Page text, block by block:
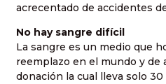
acrecentado de accidentes
No hay sangre difícil
La sangre es un medio que
reemplazo en el mundo y de
donación la cual lleva solo